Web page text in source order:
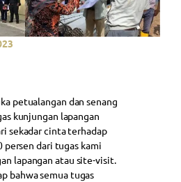
petualangan dan senang
kunjungan lapangan
sekadar cinta terhadap
persen dari tugas kami
lapangan atau site-visit.
bahwa semua tugas